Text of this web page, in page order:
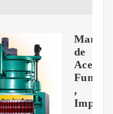
de
Aceite:
,